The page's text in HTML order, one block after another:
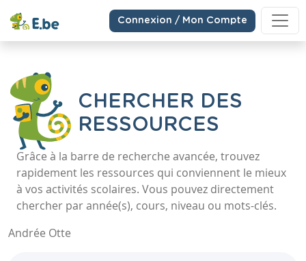
Connexion / Mon Compte
CHERCHER DES
RESSOURCES
Grâce à la barre de recherche avancée, trouvez
rapidement les ressources qui conviennent le mieux
à vos activités scolaires. Vous pouvez directement
chercher par année(s), cours, niveau ou mots-clés.
Andrée Otte